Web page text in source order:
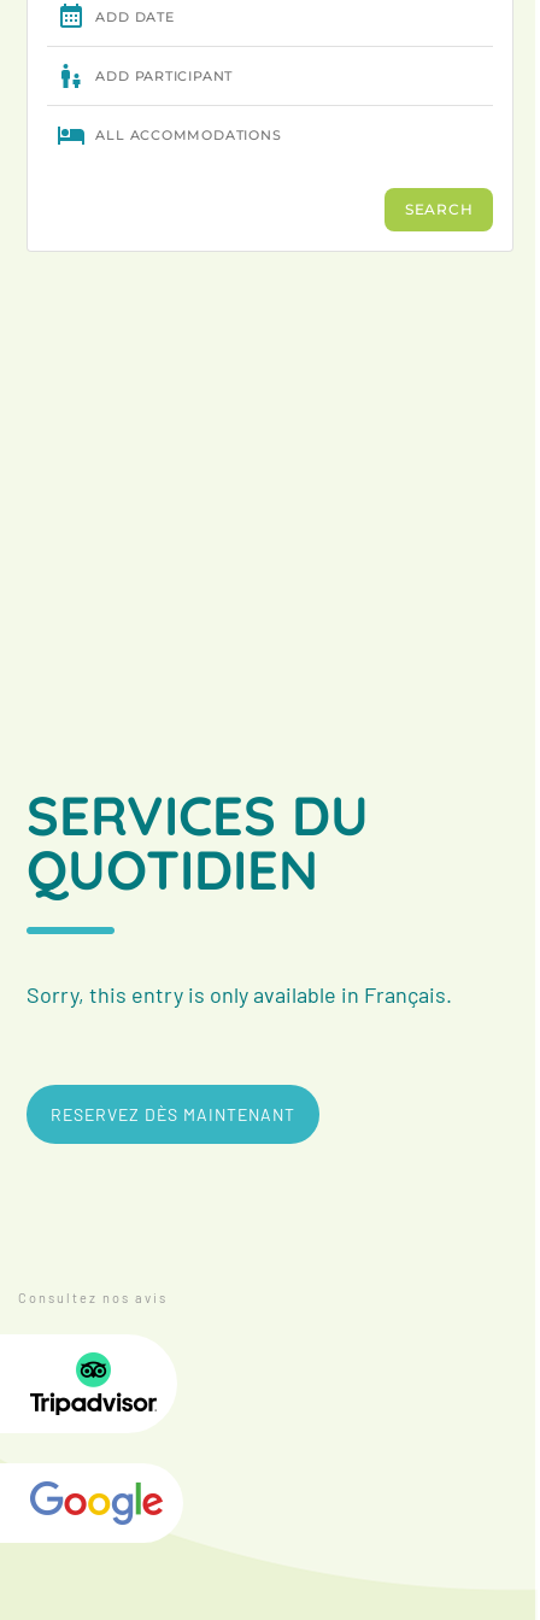
SERVICES DU
QUOTIDIEN
Sorry, this entry is only available in Français.
RESERVEZ DÈS MAINTENANT
Consultez nos avis